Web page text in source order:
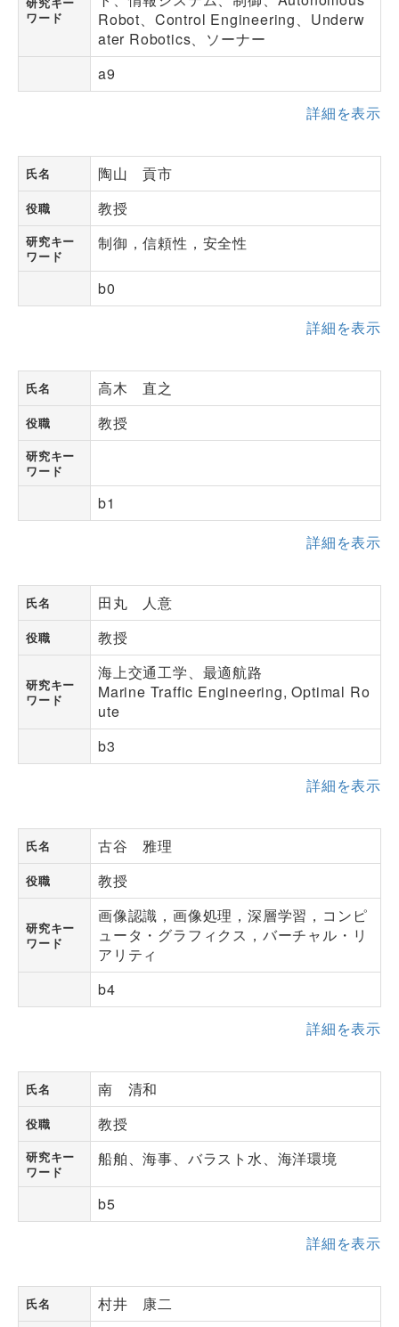
ワード
Robot、Control Engineering、Underw
ater Robotics、ソーナー
a9
詳細を表示
氏名 陶山 貢市
役職 教授
研究キー
ワード
制御，信頼性，安全性
b0
詳細を表示
氏名 高木 直之
役職 教授
研究キー
ワード
b1
詳細を表示
氏名 田丸 人意
役職 教授
研究キー
ワード
海上交通工学、最適航路
Marine Traffic Engineering, Optimal Ro
ute
b3
詳細を表示
氏名 古谷 雅理
役職 教授
研究キー
ワード
画像認識，画像処理，深層学習，コンピ
ュータ・グラフィクス，バーチャル・リ
アリティ
b4
詳細を表示
氏名 南 清和
役職 教授
研究キー
ワード
船舶、海事、バラスト水、海洋環境
b5
詳細を表示
氏名 村井 康二